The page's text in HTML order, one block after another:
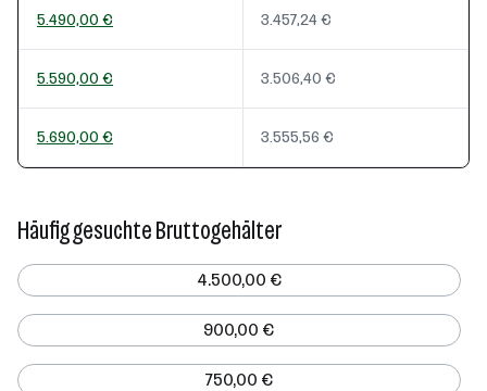
5.490,00 € 3.457,24 €
5.590,00 € 3.506,40 €
5.690,00 € 3.555,56 €
Häufig gesuchte Bruttogehälter
4.500,00 €
900,00 €
750,00 €